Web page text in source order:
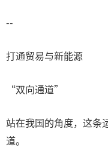
--
打通贸易与新能源
“双向通道”
站在我国的角度，这条
道。